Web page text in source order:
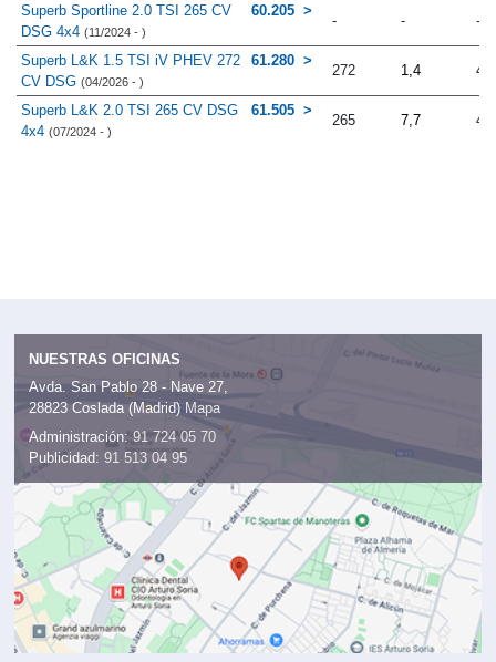
Superb Sportline 2.0 TSI 265 CV
DSG 4x4 (11/2024 - )
60.205
- - -
Superb L&K 1.5 TSI iV PHEV 272
CV DSG (04/2026 - )
61.280
272 1,4
Superb L&K 2.0 TSI 265 CV DSG
4x4 (07/2024 - )
61.505
265 7,7
NUESTRAS OFICINAS
Avda. San Pablo 28 - Nave 27,
28823 Coslada (Madrid) Mapa
Administración: 91 724 05 70
Publicidad: 91 513 04 95